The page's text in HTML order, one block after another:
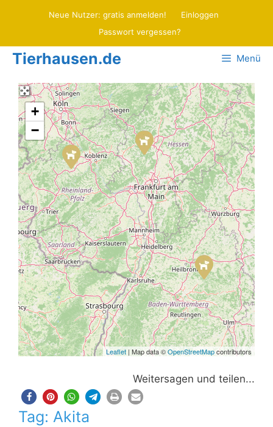
Neue Nutzer: gratis anmelden!
Einloggen
Passwort vergessen?
Tierhausen.de Menü
+
−
Leaflet | Map data ©OpenStreetMapcontributors
Weitersagen und teilen...
Tag: Akita